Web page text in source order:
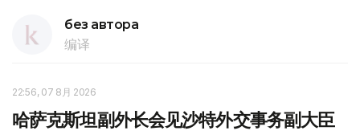
без автора
编译
22:56, 07 8月 2026
哈萨克斯坦副外长会见沙特外交事务副大臣